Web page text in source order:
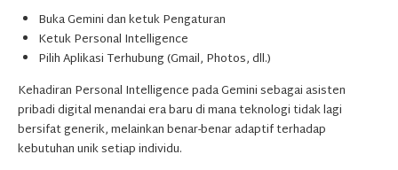
Buka Gemini dan ketuk Pengaturan
Ketuk Personal Intelligence
Pilih Aplikasi Terhubung (Gmail, Photos, dll.)
Kehadiran Personal Intelligence pada Gemini sebagai asisten
pribadi digital menandai era baru di mana teknologi tidak lagi
bersifat generik, melainkan benar-benar adaptif terhadap
kebutuhan unik setiap individu.